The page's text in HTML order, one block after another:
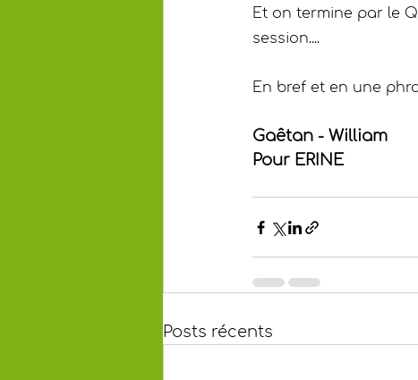
Et on termine par le
session....
En bref et en une
Gaêtan - William
Pour ERINE
Posts récents